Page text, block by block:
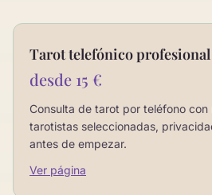
Tarot telefónico profesional
desde 15 €
Consulta de tarot por teléfono con
tarotistas seleccionadas,
antes de empezar.
Ver página